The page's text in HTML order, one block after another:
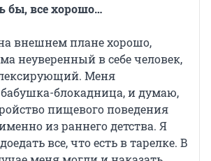
бы, все хорошо…
внешнем плане хорошо,
неуверенный в себе человек,
Меня
блокадница, и думаю,
пищевого поведения
из раннего детства. Я
все, что есть в тарелке. В